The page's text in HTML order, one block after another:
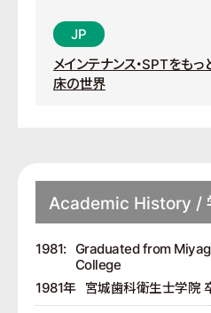
メインテナンス・SPTをも
床の世界
Academic History /
1981:
Graduated from
College
1981年 宮城歯科衛生士学院